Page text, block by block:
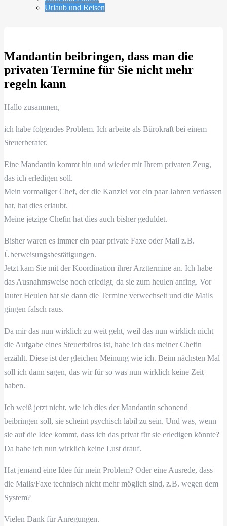
Urlaub und Reisen
Mandantin beibringen, dass man die
privaten Termine für Sie nicht mehr
regeln kann
Hallo zusammen,
ich habe folgendes Problem. Ich arbeite als Bürokraft bei einem
Steuerberater.
Eine Mandantin kommt hin und wieder mit Ihrem privaten Zeug,
das ich erledigen soll.
Mein vormaliger Chef, der die Kanzlei vor ein paar Jahren verlassen
hat, hat dies erlaubt.
Meine jetzige Chefin hat dies auch bisher geduldet.
Bisher waren es immer ein paar private Faxe oder Mail z.B.
Überweisungsbestätigungen.
Jetzt kam Sie mit der Koordination ihrer Arzttermine an. Ich habe
das Ausnahmsweise noch erledigt, da sie zum heulen anfing. Vor
lauter Heulen hat sie dann die Termine verwechselt und die Mails
gingen falsch raus.
Da mir das nun wirklich zu weit geht, weil das nun wirklich nicht
die Aufgabe eines Steuerbüros ist, habe ich das meiner Chefin
erzählt. Diese ist der gleichen Meinung wie ich. Beim nächsten Mal
soll ich dann sagen, das wir für so was nun wirklich keine Zeit
haben.
Ich weiß jetzt nicht, wie ich dies der Mandantin schonend
beibringen soll, sie scheint psychisch labil zu sein. Und was, wenn
sie auf die Idee kommt, dass ich das privat für sie erledigen könnte?
Da habe ich nun wirklich keine Lust drauf.
Hat jemand eine Idee für mein Problem? Oder eine Ausrede, dass
die Mails/Faxe technisch nicht mehr möglich sind, z.B. wegen dem
System?
Vielen Dank für Anregungen.